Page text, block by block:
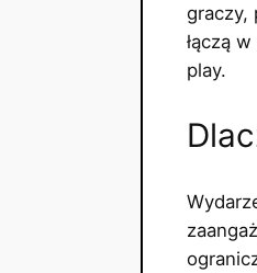
graczy,
łączą
play.